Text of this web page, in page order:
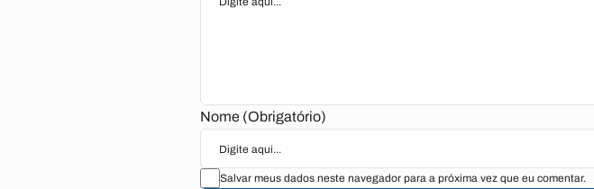
Nome (Obrigatório)
Salvar meus dados neste navegador para a próxima vez que eu comentar.